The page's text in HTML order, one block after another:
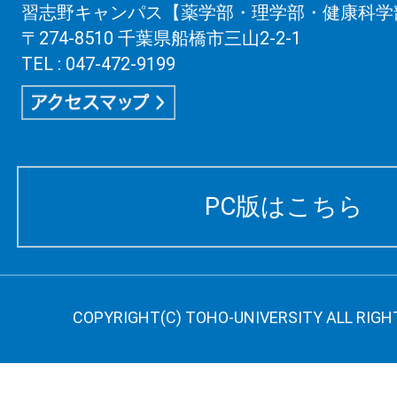
習志野キャンパス【薬学部・理学部・健康科
〒274-8510 千葉県船橋市三山2-2-1
TEL : 047-472-9199
PC版はこちら
COPYRIGHT(C) TOHO-UNIVERSITY ALL